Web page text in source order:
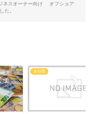
ネスオーナー向け オフショア
た。
未分類